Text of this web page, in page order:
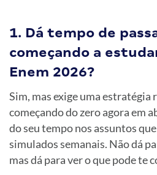
1. Dá tempo de
começando a
Enem 2026?
Sim, mas exige uma estratégia
começando do zero agora em
do seu tempo nos assuntos
simulados semanais. Não dá
mas dá para ver o que pode te